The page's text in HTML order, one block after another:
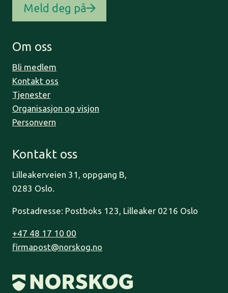
Meld deg på
Om oss
Bli medlem
Kontakt oss
Tjenester
Organisasjon og visjon
Personvern
Kontakt oss
Lilleakerveien 31, oppgang B,
0283 Oslo.
Postadresse: Postboks 123, Lilleaker 0216 Oslo
+47 48 17 10 00
firmapost@norskog.no